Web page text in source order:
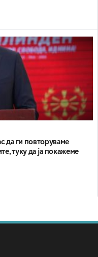
да ги повторуваме
туку да ја покажеме